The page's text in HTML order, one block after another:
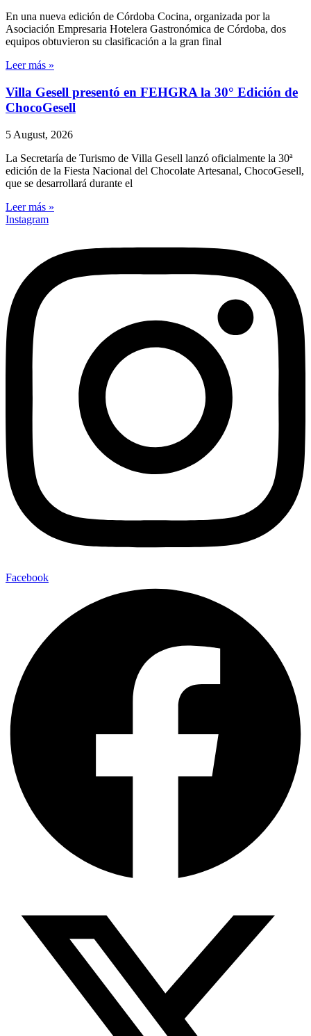
En una nueva edición de Córdoba Cocina, organizada por la
Asociación Empresaria Hotelera Gastronómica de Córdoba, dos
equipos obtuvieron su clasificación a la gran final
Leer más »
Villa Gesell presentó en FEHGRA la 30° Edición de
ChocoGesell
5 August, 2026
La Secretaría de Turismo de Villa Gesell lanzó oficialmente la 30ª
edición de la Fiesta Nacional del Chocolate Artesanal, ChocoGesell,
que se desarrollará durante el
Leer más »
Instagram
Facebook